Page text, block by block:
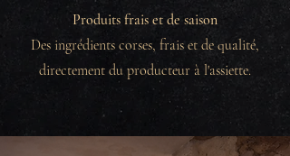
Produits frais et de saison
Des ingrédients corses, frais et de qualité,
directement du producteur à l'assiette.